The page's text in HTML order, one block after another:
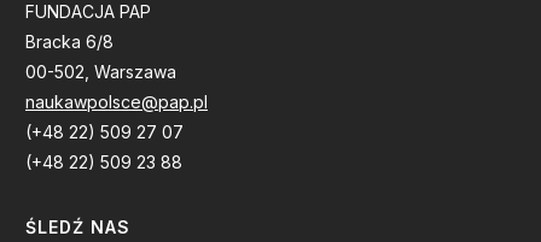
FUNDACJA PAP
Bracka 6/8
00-502, Warszawa
naukawpolsce@pap.pl
(+48 22) 509 27 07
(+48 22) 509 23 88
ŚLEDŹ NAS